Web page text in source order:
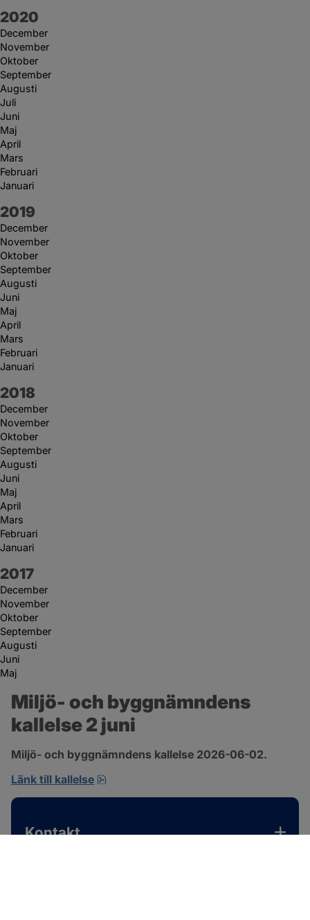
År:
2020
December
November
Oktober
September
Augusti
Juli
Juni
Maj
April
Mars
Februari
Januari
År:
2019
December
November
Oktober
September
Augusti
Juni
Maj
April
Mars
Februari
Januari
År:
2018
December
November
Oktober
September
Augusti
Juni
Maj
April
Mars
Februari
Januari
År:
2017
December
November
Oktober
September
Augusti
Juni
Maj
Miljö- och byggnämndens
kallelse 2 juni
Miljö- och byggnämndens kallelse 2026-06-02.
Länk till kallelse
Kontakt